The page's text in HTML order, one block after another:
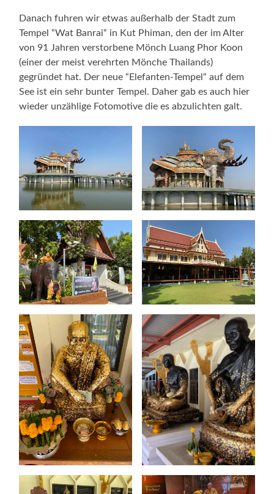
Danach fuhren wir etwas außerhalb der Stadt zum
Tempel “Wat Banrai“ in Kut Phiman, den der im Alter
von 91 Jahren verstorbene Mönch Luang Phor Koon
(einer der meist verehrten Mönche Thailands)
gegründet hat. Der neue “Elefanten-Tempel“ auf dem
See ist ein sehr bunter Tempel. Daher gab es auch hier
wieder unzählige Fotomotive die es abzulichten galt.